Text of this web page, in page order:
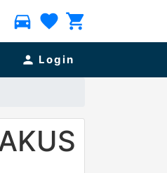
directions_car favorite shopping_cart
person Login